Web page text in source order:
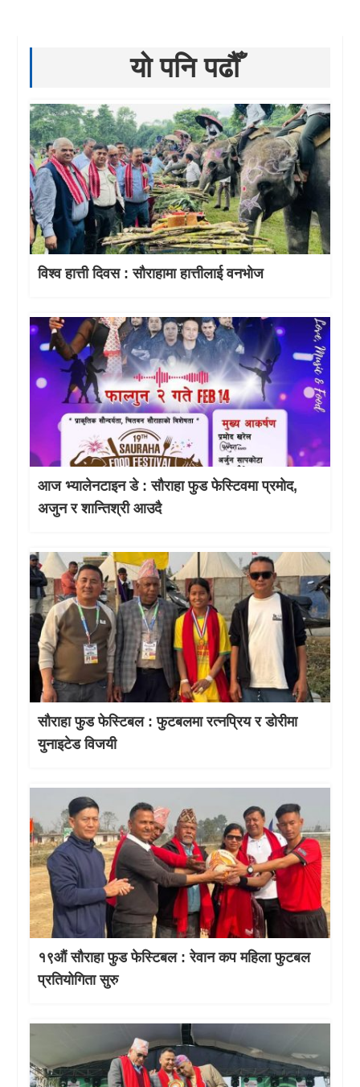
यो पनि पढौँ
विश्व हात्ती दिवस : सौराहामा हात्तीलाई वनभोज
आज भ्यालेनटाइन डे : साैराहा फुड फेस्टिवमा प्रमाेद,
अजुन र शान्तिश्री आउदै
सौराहा फुड फेस्टिबल : फुटबलमा रत्नप्रिय र डोरीमा
युनाइटेड विजयी
१९औं सौराहा फुड फेस्टिबल : रेवान कप महिला फुटबल
प्रतियोगिता सुरु